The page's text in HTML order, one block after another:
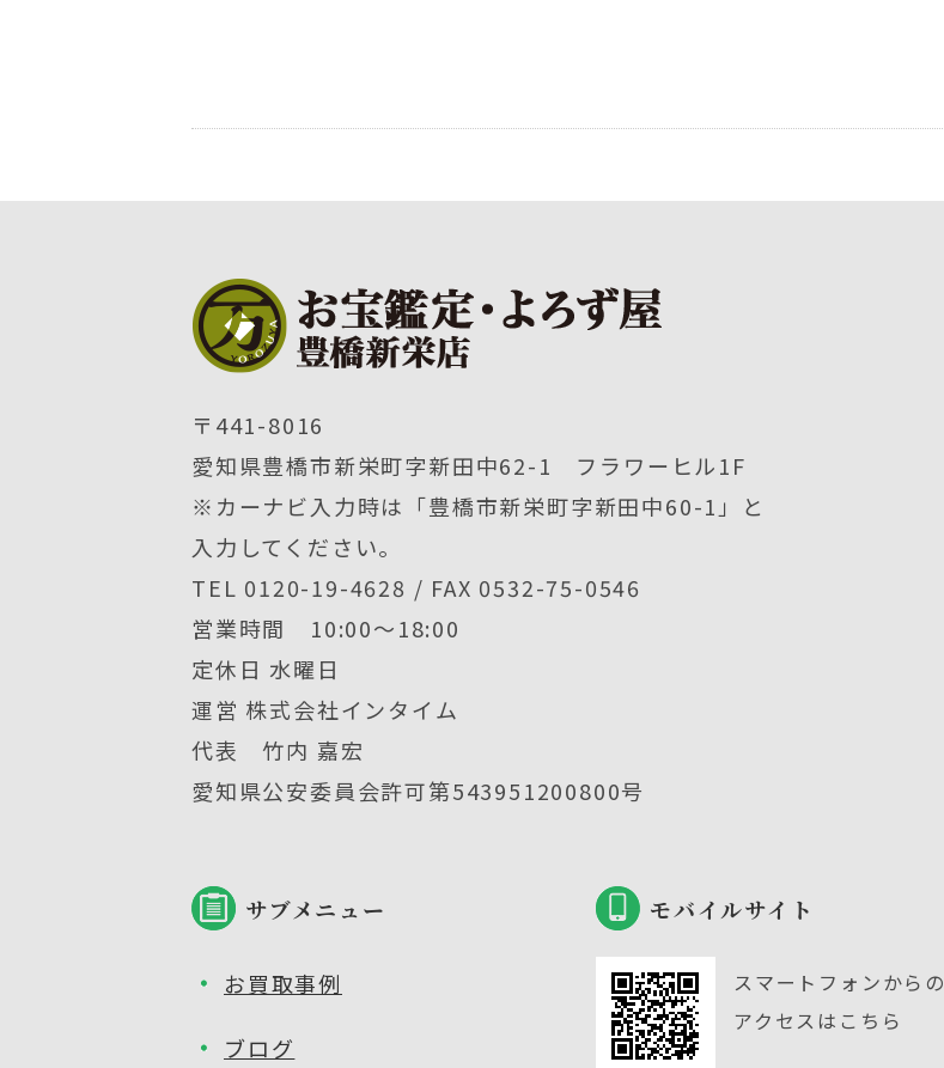
〒441-8016
愛知県豊橋市新栄町字新田中62-1 フラワーヒル1F
※カーナビ入力時は「豊橋市新栄町字新田中60-1」と
入力してください。
TEL 0120-19-4628 / FAX 0532-75-0546
営業時間 10:00〜18:00
定休日 水曜日
運営 株式会社インタイム
代表 竹内 嘉宏
愛知県公安委員会許可第543951200800号
サブメニュー
お買取事例
ブログ
モバイルサイト
スマートフォンからの
アクセスはこちら